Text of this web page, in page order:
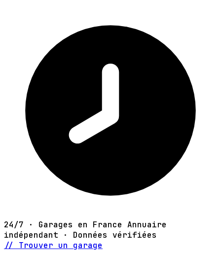
24/7 · Garages en France Annuaire
indépendant · Données vérifiées
// Trouver un garage